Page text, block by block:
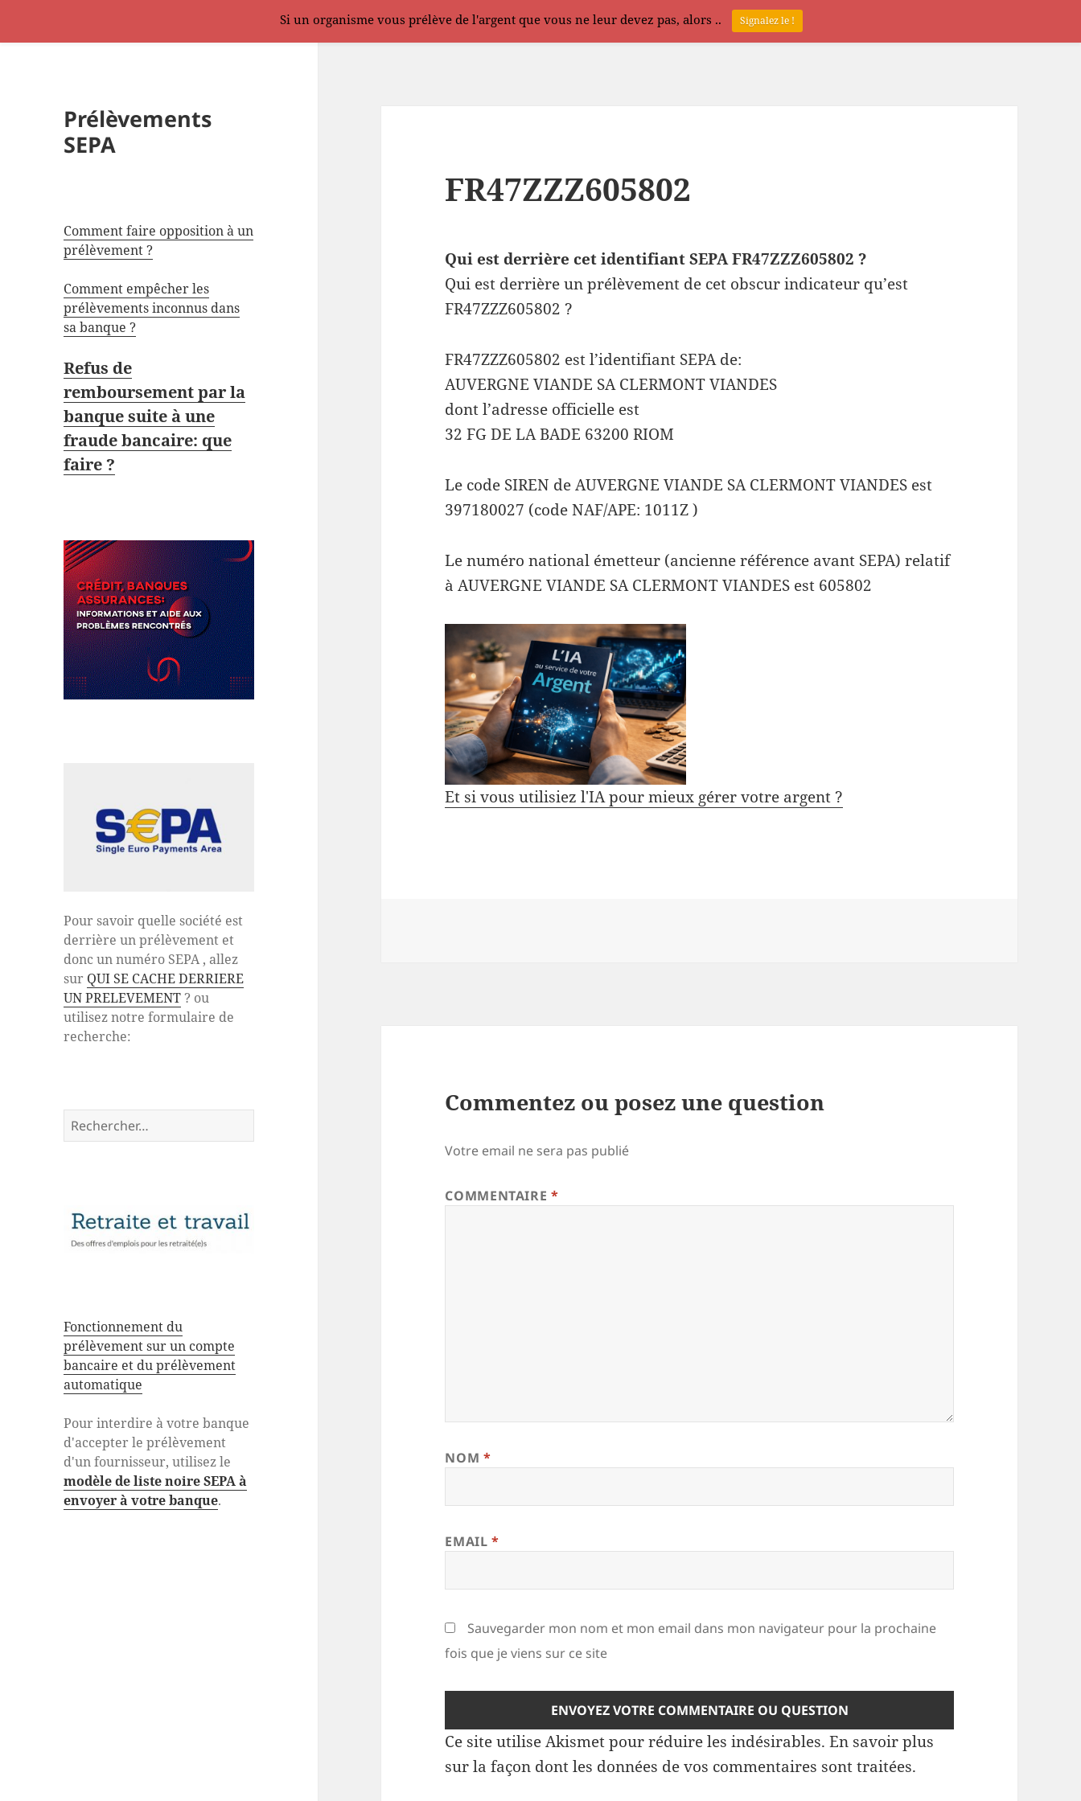
Prélèvements
SEPA
Comment faire opposition à un
prélèvement ?
Comment empêcher les
prélèvements inconnus dans
sa banque ?
Refus de
remboursement par la
banque suite à une
fraude bancaire: que
faire ?
Pour savoir quelle société est
derrière un prélèvement et
donc un numéro SEPA , allez
sur QUI SE CACHE DERRIERE
UN PRELEVEMENT? ou
utilisez notre formulaire de
recherche:
Rechercher :
Fonctionnement du
prélèvement sur un compte
bancaire et du prélèvement
automatique
Pour interdire à votre banque
d'accepter le prélèvement
d'un fournisseur, utilisez le
modèle de liste noire SEPA à
envoyer à votre banque.
FR47ZZZ605802
Qui est derrière cet identifiant SEPA FR47ZZZ605802 ?
Qui est derrière un prélèvement de cet obscur indicateur qu’est
FR47ZZZ605802 ?
FR47ZZZ605802 est l’identifiant SEPA de:
AUVERGNE VIANDE SA CLERMONT VIANDES
dont l’adresse officielle est
32 FG DE LA BADE 63200 RIOM
Le code SIREN de AUVERGNE VIANDE SA CLERMONT VIANDES est
397180027 (code NAF/APE: 1011Z )
Le numéro national émetteur (ancienne référence avant SEPA) relatif
à AUVERGNE VIANDE SA CLERMONT VIANDES est 605802
Et si vous utilisiez l'IA pour mieux gérer votre argent ?
Commentez ou posez une question
Votre email ne sera pas publié
COMMENTAIRE*
NOM *
EMAIL*
Sauvegarder mon nom et mon email dans mon navigateur pour la prochaine
fois que je viens sur ce site
Ce site utilise Akismet pour réduire les indésirables.En savoir plus
sur la façon dont les données de vos commentaires sont traitées.
Si un organisme vous prélève de l'argent que vous ne leur devez pas, alors .. Signalez le !